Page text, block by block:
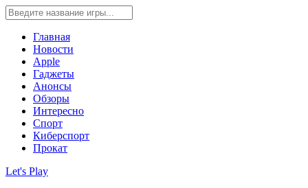
Главная
Новости
Apple
Гаджеты
Анонсы
Обзоры
Интересно
Спорт
Киберспорт
Прокат
Let's Play